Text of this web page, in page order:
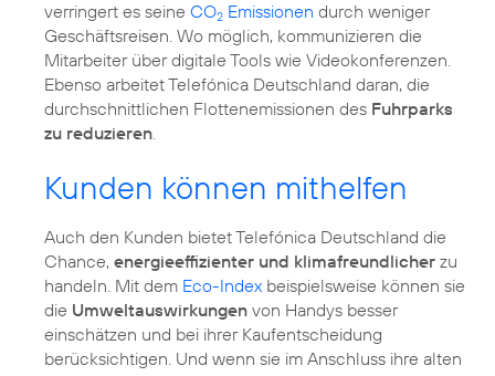
verringert es seine CO2 Emissionen durch weniger
Geschäftsreisen. Wo möglich, kommunizieren die
Mitarbeiter über digitale Tools wie Videokonferenzen.
Ebenso arbeitet Telefónica Deutschland daran, die
durchschnittlichen Flottenemissionen des Fuhrparks
zu reduzieren
Kunden können mithelfen
Auch den Kunden bietet Telefónica Deutschland die
Chance, energieeffizienter und klimafreundlicher zu
handeln. Mit dem Eco-Index beispielsweise können sie
die Umweltauswirkungen von Handys besser
einschätzen und bei ihrer Kaufentscheidung
berücksichtigen. Und wenn sie im Anschluss ihre alten